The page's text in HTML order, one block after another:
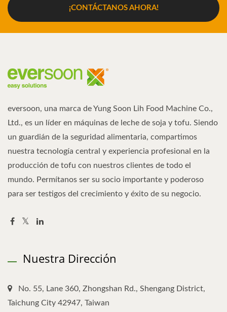
¡CONTÁCTANOS AHORA!
eversoon, una marca de Yung Soon Lih Food Machine Co.,
Ltd., es un líder en máquinas de leche de soja y tofu. Siendo
un guardián de la seguridad alimentaria, compartimos
nuestra tecnología central y experiencia profesional en la
producción de tofu con nuestros clientes de todo el
mundo. Permítanos ser su socio importante y poderoso
para ser testigos del crecimiento y éxito de su negocio.
Nuestra Dirección
No. 55, Lane 360, Zhongshan Rd., Shengang District,
Taichung City 42947, Taiwan